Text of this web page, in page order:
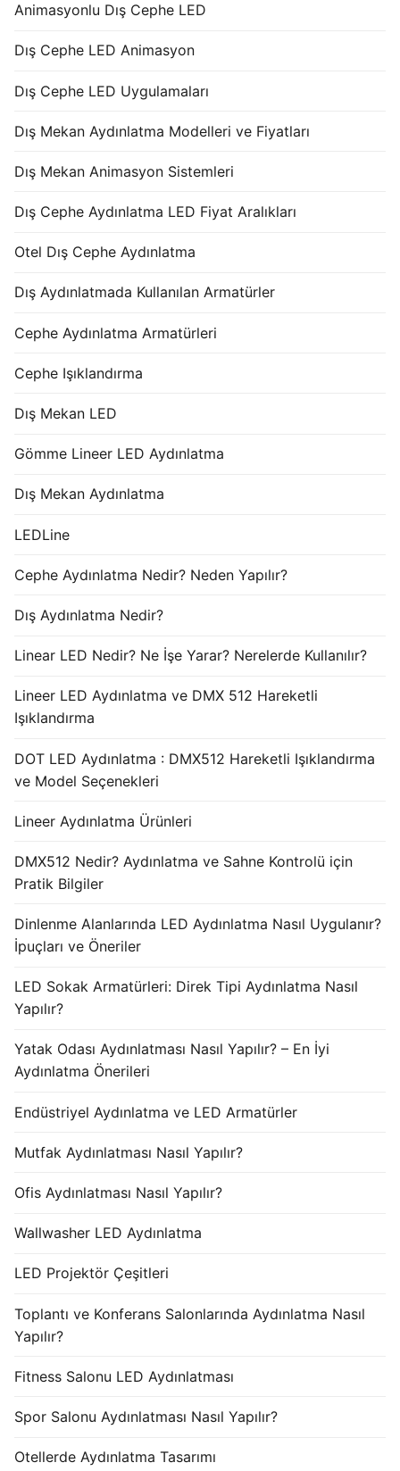
Animasyonlu Dış Cephe LED
Dış Cephe LED Animasyon
Dış Cephe LED Uygulamaları
Dış Mekan Aydınlatma Modelleri ve Fiyatları
Dış Mekan Animasyon Sistemleri
Dış Cephe Aydınlatma LED Fiyat Aralıkları
Otel Dış Cephe Aydınlatma
Dış Aydınlatmada Kullanılan Armatürler
Cephe Aydınlatma Armatürleri
Cephe Işıklandırma
Dış Mekan LED
Gömme Lineer LED Aydınlatma
Dış Mekan Aydınlatma
LEDLine
Cephe Aydınlatma Nedir? Neden Yapılır?
Dış Aydınlatma Nedir?
Linear LED Nedir? Ne İşe Yarar? Nerelerde Kullanılır?
Lineer LED Aydınlatma ve DMX 512 Hareketli
Işıklandırma
DOT LED Aydınlatma : DMX512 Hareketli Işıklandırma
ve Model Seçenekleri
Lineer Aydınlatma Ürünleri
DMX512 Nedir? Aydınlatma ve Sahne Kontrolü için
Pratik Bilgiler
Dinlenme Alanlarında LED Aydınlatma Nasıl Uygulanır?
İpuçları ve Öneriler
LED Sokak Armatürleri: Direk Tipi Aydınlatma Nasıl
Yapılır?
Yatak Odası Aydınlatması Nasıl Yapılır? – En İyi
Aydınlatma Önerileri
Endüstriyel Aydınlatma ve LED Armatürler
Mutfak Aydınlatması Nasıl Yapılır?
Ofis Aydınlatması Nasıl Yapılır?
Wallwasher LED Aydınlatma
LED Projektör Çeşitleri
Toplantı ve Konferans Salonlarında Aydınlatma Nasıl
Yapılır?
Fitness Salonu LED Aydınlatması
Spor Salonu Aydınlatması Nasıl Yapılır?
Otellerde Aydınlatma Tasarımı